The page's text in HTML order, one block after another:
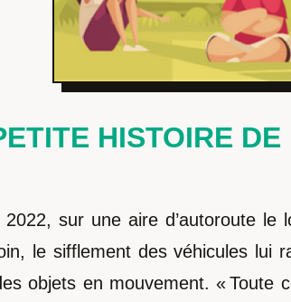
HISTOIRE
2022, sur une aire d’autoroute
le sifflement des véhicules lui
objets en mouvement. « Toute